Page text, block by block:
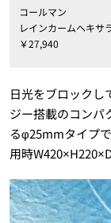
コールマン
レインカームヘキサ
￥27,940
日光をブロックし
ジー搭載のコンパ
るφ25mmタイプ
用時